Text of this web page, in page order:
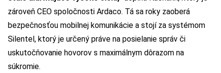
zároveň CEO spoločnosti Ardaco. Tá sa roky zaoberá
bezpečnosťou mobilnej komunikácie a stojí za systémom
Silentel, ktorý je určený práve na posielanie správ či
uskutočňovanie hovorov s maximálnym dôrazom na
súkromie.